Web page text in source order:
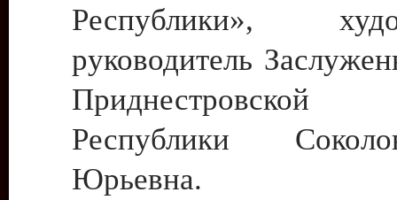
Республики»,
руководитель
Приднестровской
Республики
Юрьевна.